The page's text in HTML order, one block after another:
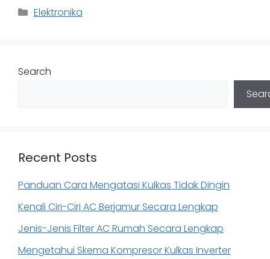
Categories
Elektronika
Search
Recent Posts
Panduan Cara Mengatasi Kulkas Tidak Dingin
Kenali Ciri-Ciri AC Berjamur Secara Lengkap
Jenis-Jenis Filter AC Rumah Secara Lengkap
Mengetahui Skema Kompresor Kulkas Inverter